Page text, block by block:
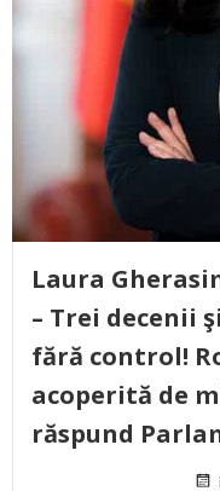
Laura
– Trei decenii
fără control!
acoperită de
răspund